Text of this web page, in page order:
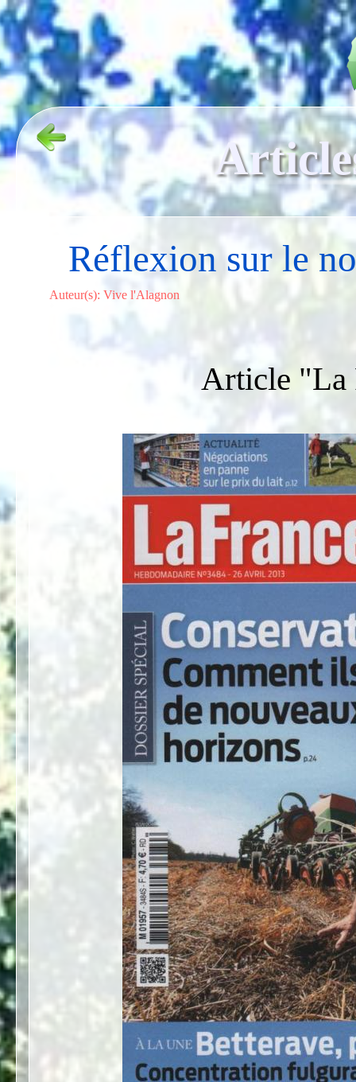
Réflexion sur le
Auteur(s): Vive l'Alagnon
Article "La